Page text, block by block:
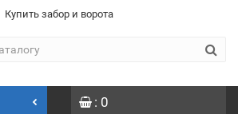
Купить забор и ворота
: 0